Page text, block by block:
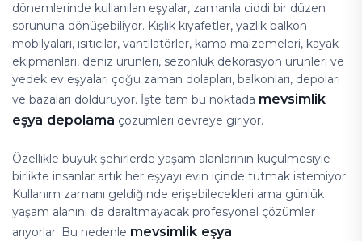
dönemlerinde kullanılan eşyalar, zamanla ciddi bir düzen
sorununa dönüşebiliyor. Kışlık kıyafetler, yazlık balkon
mobilyaları, ısıtıcılar, vantilatörler, kamp malzemeleri, kayak
ekipmanları, deniz ürünleri, sezonluk dekorasyon ürünleri ve
yedek ev eşyaları çoğu zaman dolapları, balkonları, depoları
ve bazaları dolduruyor. İşte tam bu noktada mevsimlik
eşya depolama çözümleri devreye giriyor.
Özellikle büyük şehirlerde yaşam alanlarının küçülmesiyle
birlikte insanlar artık her eşyayı evin içinde tutmak istemiyor.
Kullanım zamanı geldiğinde erişebilecekleri ama günlük
yaşam alanını da daraltmayacak profesyonel çözümler
arıyorlar. Bu nedenle mevsimlik eşya